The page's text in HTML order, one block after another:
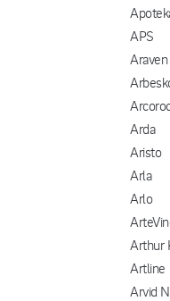
APS
Araven
Arda
Aristo
Arla
Arlo
Arthur
Artline
Arvid